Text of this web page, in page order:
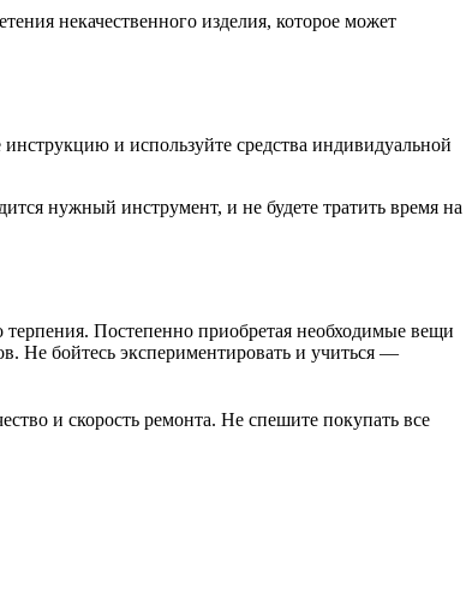
некачественного изделия, которое может
и используйте средства индивидуальной
нужный инструмент, и не будете тратить время на
Постепенно приобретая необходимые вещи
Не бойтесь экспериментировать и учиться —
и скорость ремонта. Не спешите покупать все